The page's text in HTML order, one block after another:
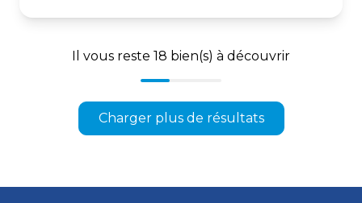
Il vous reste 18 bien(s) à découvrir
Charger plus de résultats